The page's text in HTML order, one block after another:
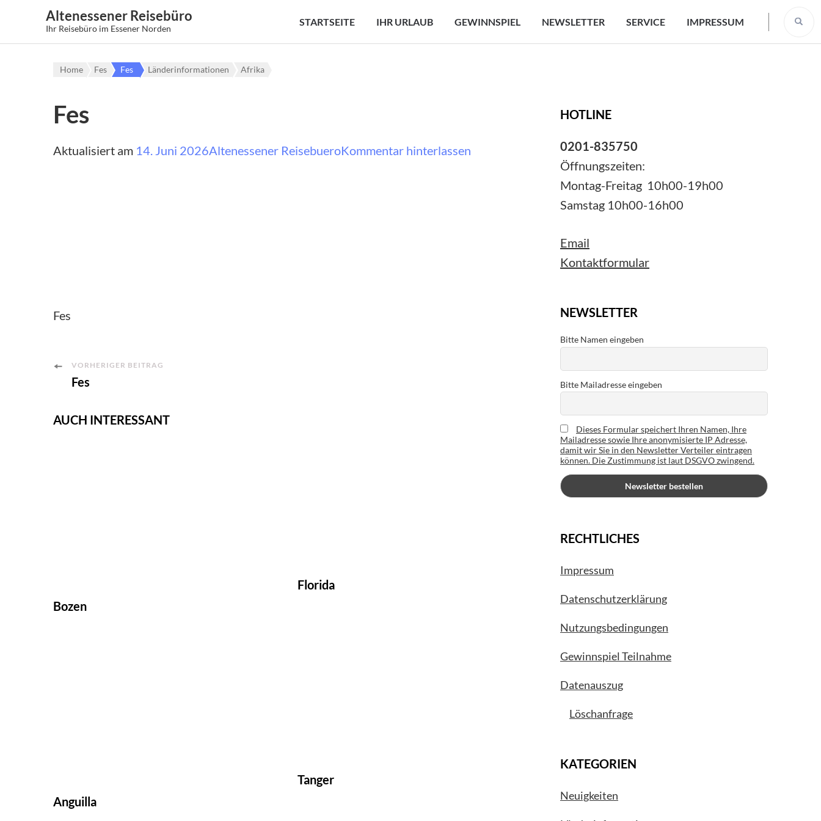
Altenessener Reisebüro
Ihr Reisebüro im Essener Norden
STARTSEITE IHR URLAUB GEWINNSPIEL NEWSLETTER SERVICE IMPRESSUM
Home Länderinformationen Afrika
Fes Fes
Fes
Aktualisiert am 14. Juni 2026Altenessener ReisebueroKommentar hinterlassen
Fes
Post
Navigation
VORHERIGER BEITRAG
Fes
AUCH INTERESSANT
Bozen
Florida
Anguilla
Tanger
HOTLINE
0201-835750
Öffnungszeiten:
Montag-Freitag 10h00-19h00
Samstag 10h00-16h00
Email
Kontaktformular
NEWSLETTER
Bitte Namen eingeben
Bitte Mailadresse eingeben
Dieses Formular speichert Ihren Namen, Ihre
Mailadresse sowie Ihre anonymisierte IP Adresse,
damit wir Sie in den Newsletter Verteiler eintragen
können. Die Zustimmung ist laut DSGVO zwingend.
RECHTLICHES
Impressum
Datenschutzerklärung
Nutzungsbedingungen
Gewinnspiel Teilnahme
Datenauszug
Löschanfrage
KATEGORIEN
Neuigkeiten